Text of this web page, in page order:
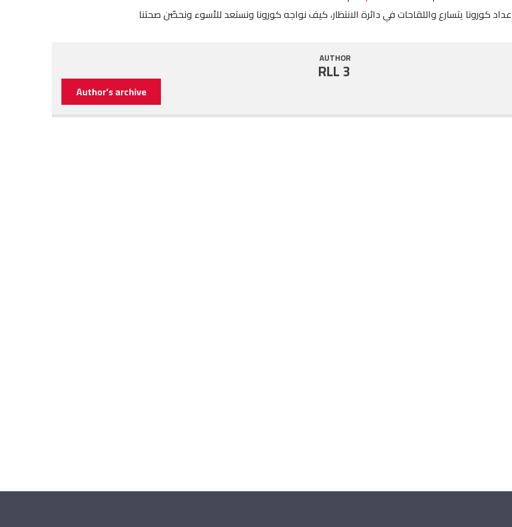
SHARE
عداد كورونا يتسارع واللقاحات في دائرة الانتظار، كيف نواجه كورونا ونستعد للأسوء ونحصّن صحتنا
AUTHOR
RLL 3
Author's archive